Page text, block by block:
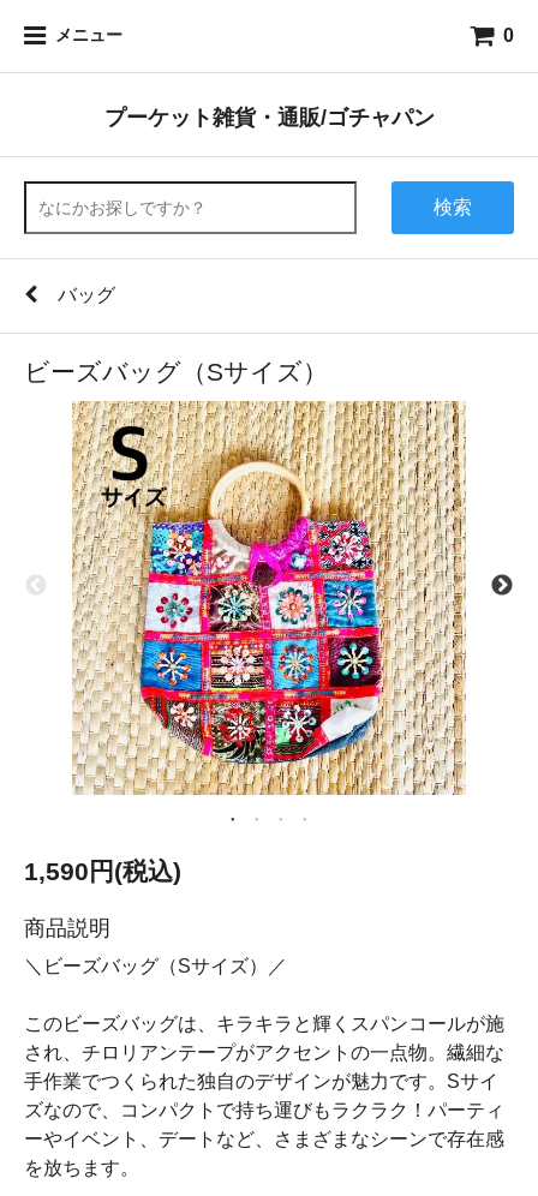
メニュー 0
プーケット雑貨・通販/ゴチャパン
検索
バッグ
ビーズバッグ（Sサイズ）
1,590円(税込)
商品説明
＼ビーズバッグ（Sサイズ）／
このビーズバッグは、キラキラと輝くスパンコールが施
され、チロリアンテープがアクセントの一点物。繊細な
手作業でつくられた独自のデザインが魅力です。Sサイ
ズなので、コンパクトで持ち運びもラクラク！パーティ
ーやイベント、デートなど、さまざまなシーンで存在感
を放ちます。